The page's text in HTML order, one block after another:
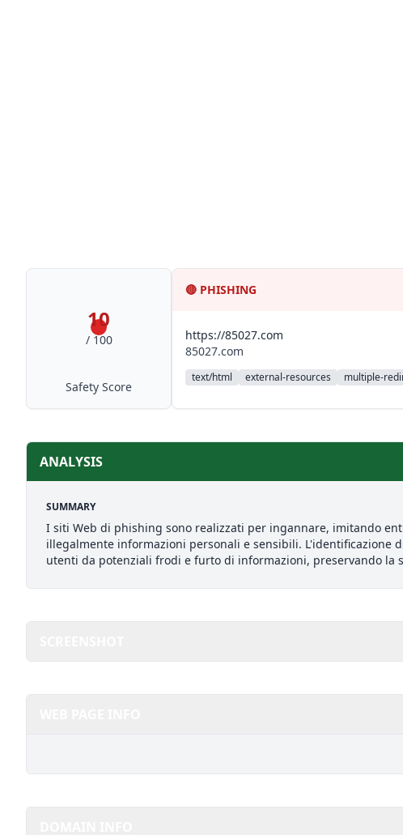
10
/ 100
Safety Score
🔴 PHISHING
https://85027.com
85027.com
text/html external-resources multiple-
ANALYSIS
SUMMARY
I siti Web di phishing sono realizzati per ingannare, imitando
illegalmente informazioni personali e sensibili. L'identificazione
utenti da potenziali frodi e furto di informazioni, preservando la